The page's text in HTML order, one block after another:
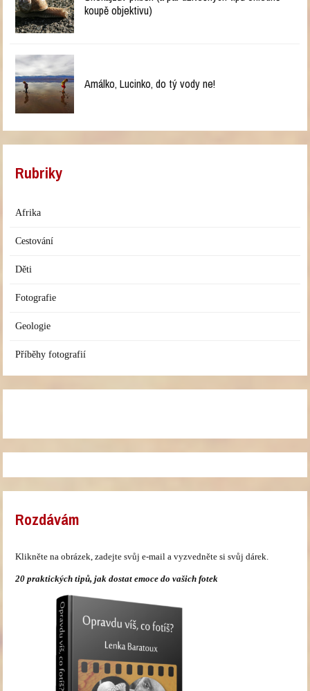
koupě objektivu)
Amálko, Lucinko, do tý vody ne!
Rubriky
Afrika
Cestování
Děti
Fotografie
Geologie
Příběhy fotografií
Rozdávám
Klikněte na obrázek, zadejte svůj e-mail a vyzvedněte si svůj dárek.
20 praktických tipů, jak dostat emoce do vašich fotek